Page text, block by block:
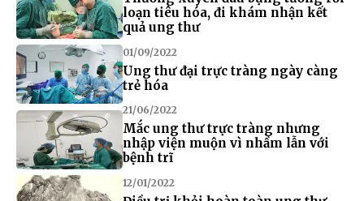
loạn tiêu hóa, đi khám nhận kết
quả ung thư
01/09/2022
Ung thư đại trực tràng ngày càng
trẻ hóa
21/06/2022
Mắc ung thư trực tràng nhưng
nhập viện muộn vì nhầm lẫn với
bệnh trĩ
12/01/2022